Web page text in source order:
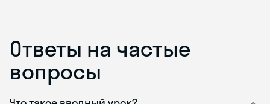
Ответы на частые
вопросы